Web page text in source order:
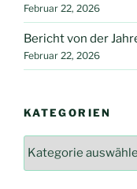
Februar 22, 2026
Bericht von der
Februar 22, 2026
KATEGORIEN